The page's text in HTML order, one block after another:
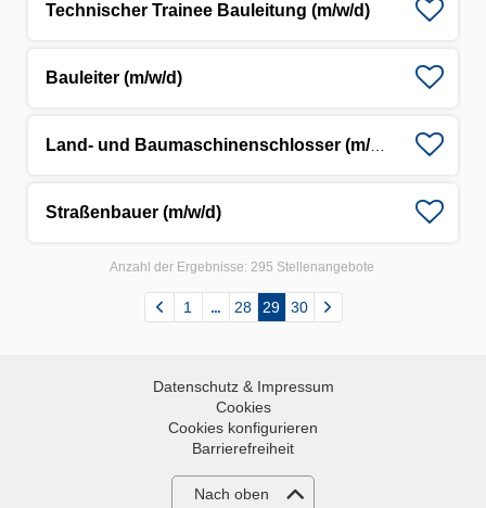
Technischer Trainee Bauleitung (m/w/d)
Bauleiter (m/w/d)
Straßenbauer (m/w/d)
Anzahl der Ergebnisse: 295 Stellenangebote
1 28 29 30
Datenschutz & Impressum
Cookies
Cookies konfigurieren
Barrierefreiheit
Nach oben